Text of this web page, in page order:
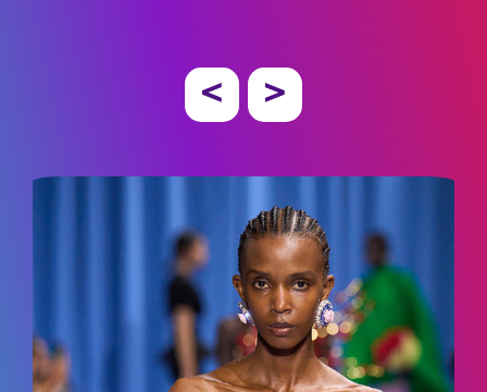
НАУК.РОБОТА СТУДЕНТІВ
ВИДАВНИЧА ДІЯЛЬНІСТЬ
ПІДВИЩЕННЯ КВАЛІФІКАЦІЇ
ЯКІСТЬ ОСВІТИ
АКАДЕМІЧНА ДОБРОЧЕСНІСТЬ
ЗДОБУВАЧІВ
СПІВПРАЦЯ